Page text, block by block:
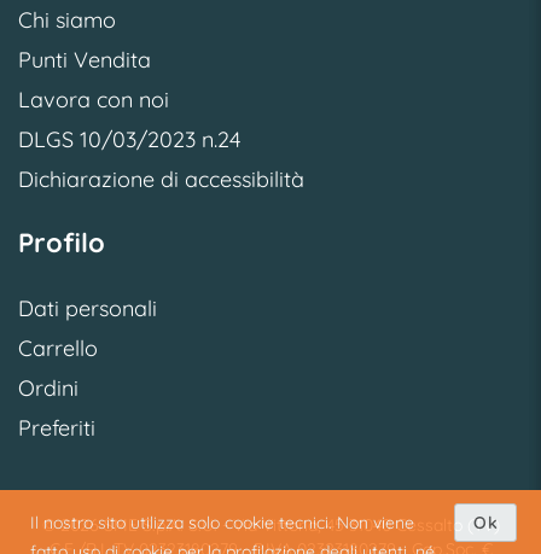
Il nostro sito utilizza solo cookie tecnici. Non viene
Ok
Chi siamo
Punti Vendita
Lavora con noi
DLGS 10/03/2023 n.24
Dichiarazione di accessibilità
Profilo
Dati personali
Carrello
Ordini
Preferiti
© 2026 SME S.p.A. S.U. - Via Vittoria, 45 31040 Cessalto (TV)
C.F./R.I. TV 02323180279 - P.IVA 02323180279 - Cap.Soc. €